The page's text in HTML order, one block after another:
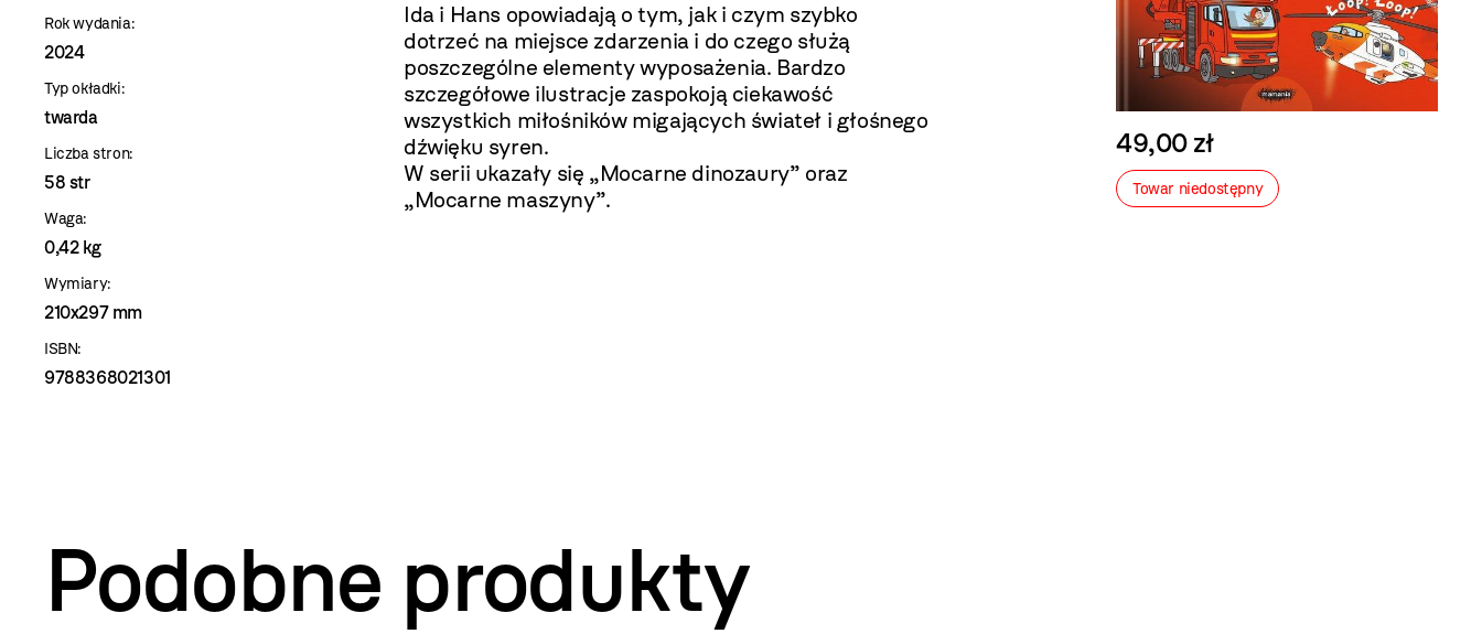
Rok wydania:
2024
Typ okładki:
twarda
Liczba stron:
58 str
Waga:
0,42 kg
Wymiary:
210x297 mm
ISBN:
9788368021301
Ida i Hans opowiadają o tym, jak i czym szybko
dotrzeć na miejsce zdarzenia i do czego służą
poszczególne elementy wyposażenia. Bardzo
szczegółowe ilustracje zaspokoją ciekawość
wszystkich miłośników migających świateł i głośnego
dźwięku syren.
W serii ukazały się „Mocarne dinozaury” oraz
„Mocarne maszyny”.
49,00 zł
Towar niedostępny
Podobne produkty